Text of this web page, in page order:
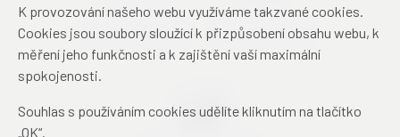
konferenční centrum
Zámecký hotel Třešť
konferenční centrum
K provozování našeho webu využíváme takzvané cookies.
Cookies jsou soubory sloužící k přizpůsobení obsahu webu, k
měření jeho funkčnosti a k zajištění vaší maximální
spokojenosti.
Souhlas s používáním cookies udělíte kliknutím na tlačítko
„OK“.